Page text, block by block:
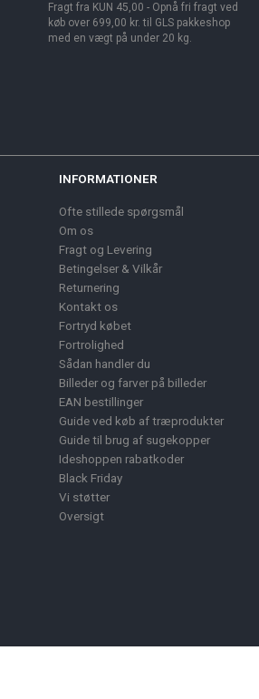
Fragt fra KUN 45,00 - Opnå fri fragt ved
køb over 699,00 kr. til GLS pakkeshop
med en vægt på under 20 kg.
INFORMATIONER
Ofte stillede spørgsmål
Om os
Fragt og Levering
Betingelser & Vilkår
Returnering
Kontakt os
Fortryd købet
Fortrolighed
Sådan handler du
Billeder og farver på billeder
EAN bestillinger
Guide ved køb af træprodukter
Guide til brug af sugekopper
Ideshoppen rabatkoder
Black Friday
Vi støtter
Oversigt